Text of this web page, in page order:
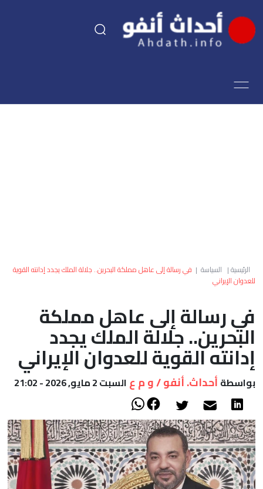
اقتصاد
العالم
الصحراء
الرئيسية| السياسة | في رسالة إلى عاهل مملكة البحرين.. جلالة الملك يجدد إدانته القوية
للعدوان الإيراني
في رسالة إلى عاهل مملكة
البحرين.. جلالة الملك يجدد
إدانته القوية للعدوان الإيراني
بواسطة أحداث. أنفو / و م ع السبت 2 مايو, 2026 - 21:02